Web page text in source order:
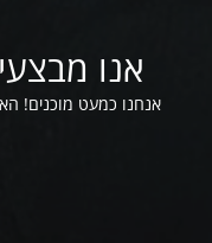
אנו
אנחנו כמעט מוכנים!